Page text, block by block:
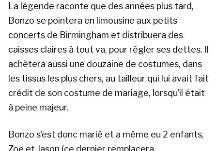
La légende raconte que des années plus tard,
Bonzo se pointera en limousine aux petits
concerts de Birmingham et distribuera des
caisses claires à tout va, pour régler ses dettes. Il
achètera aussi une douzaine de costumes, dans
les tissus les plus chers, au tailleur qui lui avait fait
crédit de son costume de mariage, lorsqu’il était
à peine majeur.
Bonzo s’est donc marié et a même eu 2 enfants,
Zoe et Jason (ce dernier remplacera